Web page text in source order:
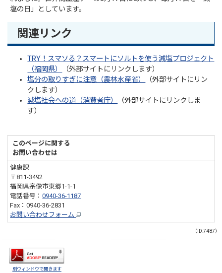
塩の日」としています。
関連リンク
TRY！スマソる？スマートにソルトを使う減塩プロジェクト
（福岡県）
（外部サイトにリンクします）
塩分の取りすぎに注意（農林水産省）
（外部サイトにリン
クします）
減塩社会への道（消費者庁）
（外部サイトにリンクしま
す）
このページに関する
お問い合わせは
健康課
〒811-3492
福岡県宗像市東郷1-1-1
電話番号：0940-36-1187
Fax：0940-36-2831
お問い合わせフォーム
（ID:7487）
別ウィンドウで開きます